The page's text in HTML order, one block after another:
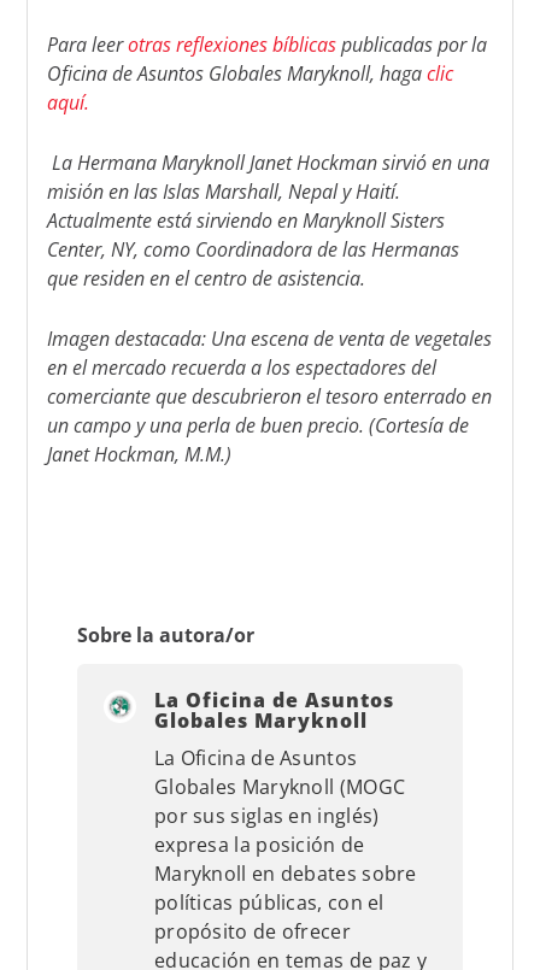
Para leerotras reflexiones bíblicaspublicadas por la
Oficina de Asuntos Globales Maryknoll, hagaclic
aquí.
La Hermana Maryknoll Janet Hockman sirvió en una
misión en las Islas Marshall, Nepal y Haití.
Actualmente está sirviendo en Maryknoll Sisters
Center, NY, como Coordinadora de las Hermanas
que residen en el centro de asistencia.
Imagen destacada: Una escena de venta de vegetales
en el mercado recuerda a los espectadores del
comerciante que descubrieron el tesoro enterrado en
un campo y una perla de buen precio. (Cortesía de
Janet Hockman, M.M.)
Sobre la autora/or
La Oficina de Asuntos
Globales Maryknoll
La Oficina de Asuntos
Globales Maryknoll (MOGC
por sus siglas en inglés)
expresa la posición de
Maryknoll en debates sobre
políticas públicas, con el
propósito de ofrecer
educación en temas de paz y